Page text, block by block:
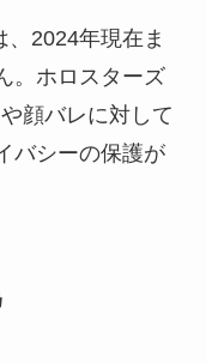
、2024年現在ま
。ホロスターズ
顔バレに対して
バシーの保護が